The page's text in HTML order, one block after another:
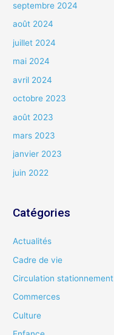
septembre 2024
août 2024
juillet 2024
mai 2024
avril 2024
octobre 2023
août 2023
mars 2023
janvier 2023
juin 2022
Catégories
Actualités
Cadre de vie
Circulation stationnement
Commerces
Culture